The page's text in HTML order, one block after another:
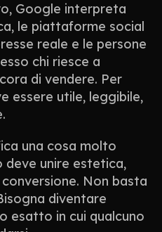
Google interpreta
le piattaforme social
reale e le persone
chi riesce a
di vendere. Per
essere utile, leggibile,
una cosa molto
unire estetica,
Non basta
diventare
esatto in cui qualcuno